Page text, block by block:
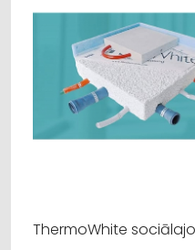
ThermoWhite